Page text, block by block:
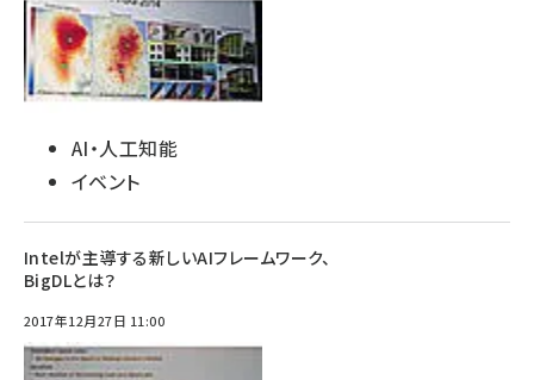
AI・人工知能
イベント
Intelが主導する新しいAIフレームワーク、
BigDLとは？
2017年12月27日 11:00